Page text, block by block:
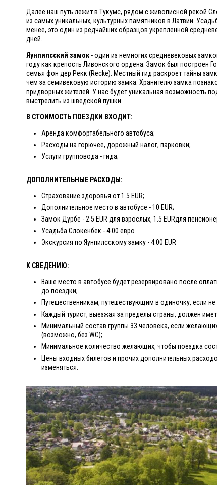
Далее наш путь лежит в Тукумс, рядом с живописной рекой
из самых уникальных, культурных памятников в Латвии.
менее, это один из редчайших образцов укрепленной
дней.
Яунпилсский замок - один из немногих средневековых
году как крепость Ливонского ордена. Замок был построен
семья фон дер Рекк (Recke). Местный гид раскроет тайны
чем за семивековую историю замка. Хранителю замка
придворных жителей. У нас будет уникальная возможность
выстрелить из шведской пушки.
В СТОИМОСТЬ ПОЕЗДКИ ВХОДИТ:
Аренда комфортабельного автобуса;
Расходы на горючее, дорожный налог, парковки;
Услуги групповода - гида;
ДОПОЛНИТЕЛЬНЫЕ РАСХОДЫ:
Страхование здоровья от 1.5 EUR;
Дополнительное место в автобусе - 10 EUR;
Замок Дурбе - 2.5 EUR для взрослых, 1.5 EURдля
Усадьба Слокенбек - 4.00 евро
Экскурсия по Яунпилсскому замку - 4.00 EUR
К СВЕДЕНИЮ:
Ваше место в автобусе будет резервировано после
до поездки;
Путешественникам, путешествующим в одиночку, если
Каждый турист, выезжая за пределы страны, должен
Минимальный состав группы 33 человека, если
(возможно, без WC);
Минимальное количество желающих, чтобы поездка
Цены входных билетов и прочих дополнительных
изменяться.